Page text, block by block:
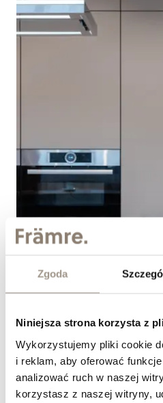
Zgoda
Niniejsza strona korzysta z
Wykorzystujemy pliki cookie
i reklam, aby oferować
analizować ruch w naszej
korzystasz z naszej witryny,
Jak dobrać fronty meblowe
&nbsp;